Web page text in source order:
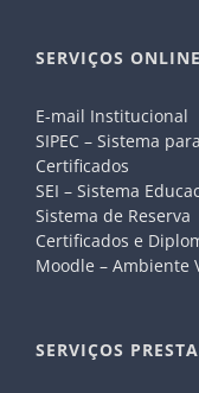
SERVIÇOS ONLINE
E-mail Institucional
SIPEC – Sistema
Certificados
SEI – Sistema
Sistema de Reserva
Certificados e
Moodle – Ambiente
SERVIÇOS